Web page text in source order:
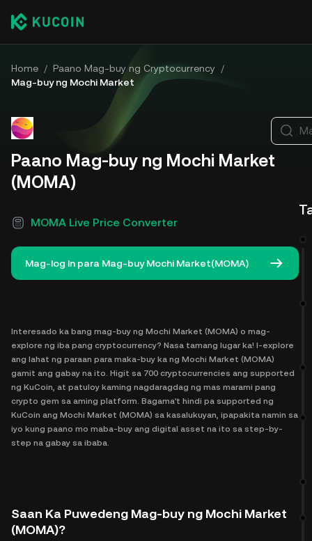
Home / Paano Mag-buy ng Cryptocurrency /
Mag-buy ng Mochi Market
Paano Mag-buy ng Mochi Market
(MOMA)
MOMA Live Price Converter
Mag-log In para Mag-buy Mochi Market(MOMA)
Interesado ka bang mag-buy ng Mochi Market (MOMA) o mag-
explore ng iba pang cryptocurrency? Nasa tamang lugar ka! I-explore
ang lahat ng paraan para maka-buy ka ng Mochi Market (MOMA)
gamit ang gabay na ito. Higit sa 700 cryptocurrencies ang supported
ng KuCoin, at patuloy kaming nagdaragdag ng mas marami pang
crypto gem sa aming platform. Bagama't hindi pa supported ng
KuCoin ang Mochi Market (MOMA) sa kasalukuyan, ipapakita namin sa
iyo kung paano mo maba-buy ang digital asset na ito sa step-by-
step na gabay sa ibaba.
Saan Ka Puwedeng Mag-buy ng Mochi Market
(MOMA)?